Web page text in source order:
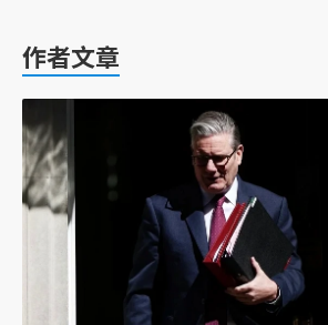
作者文章